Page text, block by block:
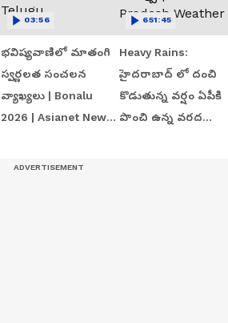
భవిష్యవాణిలో మాతంగి
స్వర్ణలత సంచలన
వ్యాఖ్యలు | Bonalu
2026 | Asianet News
03:56
Heavy Rains:
హైదరాబాద్ లో దంచి
కొడుతున్న వర్షం ఏపీకి
పొంచి ఉన్న వరద
651:45